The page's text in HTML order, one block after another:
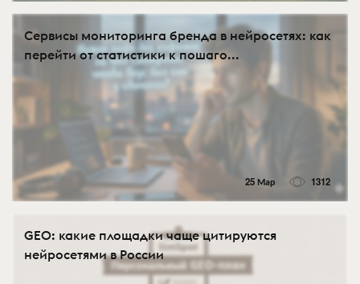
Сервисы мониторинга бренда в нейросетях: как
перейти от статистики к пошаго...
25 Мар 1312
GEO: какие площадки чаще цитируются
нейросетями в России